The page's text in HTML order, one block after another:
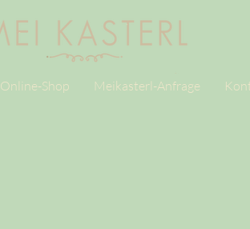
Online-Shop Meikasterl-Anfrage